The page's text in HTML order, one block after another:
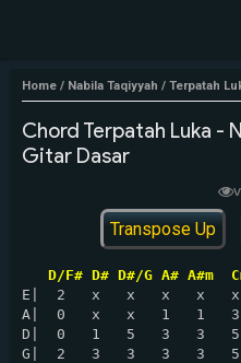
Home / Nabila Taqiyyah / Terpatah
Chord Terpatah Luka -
Gitar Dasar
Transpose Up
D/F# D# D#/G A# A#m
E|  2   x   x   x   x
A|  0   x   x   1   1
D|  0   1   5   3   3
G|  2   3   3   3   3